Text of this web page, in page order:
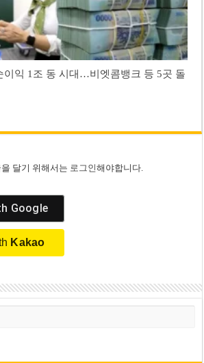
이익 1조 동 시대…비엣콤뱅크 등 5곳 돌
달기 위해서는 로그인해야합니다.
Google
Kakao